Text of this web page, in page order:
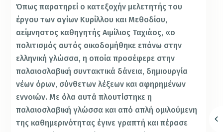
Όπως παρατηρεί ο κατεξοχήν μελετητής του
έργου των αγίων Κυρίλλου και Μεθοδίου,
αείμνηστος καθηγητής Αιμίλιος Ταχιάος, «ο
πολιτισμός αυτός οικοδομήθηκε επάνω στην
ελληνική γλώσσα, η οποία προσέφερε στην
παλαιοσλαβική συντακτικά δάνεια, δημιουργία
νέων όρων, σύνθετων λέξεων και αφηρημένων
εννοιών. Με όλα αυτά πλουτίστηκε η
παλαιοσλαβική γλώσσα και από απλή ομιλούμενη
της καθημερινότητας έγινε γραπτή και πέρασε